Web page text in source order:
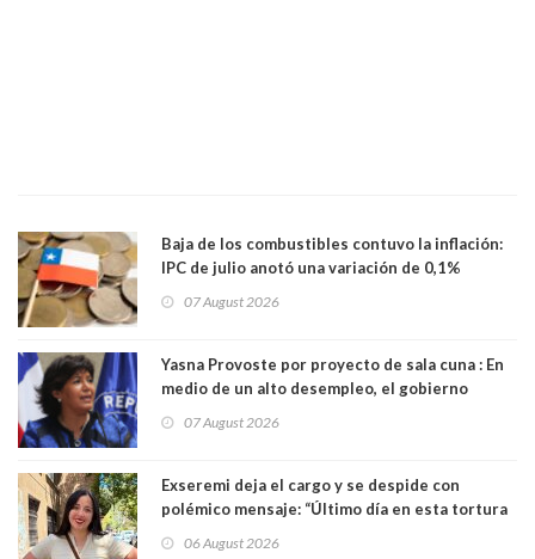
Baja de los combustibles contuvo la inflación:
IPC de julio anotó una variación de 0,1%
07 August 2026
Yasna Provoste por proyecto de sala cuna : En
medio de un alto desempleo, el gobierno
07 August 2026
Exseremi deja el cargo y se despide con
polémico mensaje: “Último día en esta tortura
06 August 2026